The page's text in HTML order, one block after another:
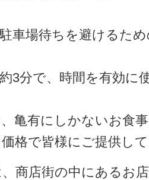
車場待ちを避けるた
3分で、時間を有効に
亀有にしかないお食
格で皆様にご提供し
商店街の中にあるお